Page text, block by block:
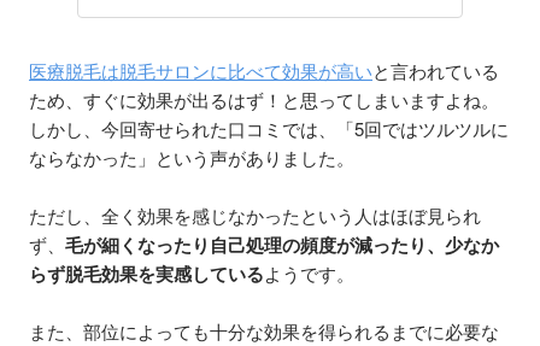
医療脱毛は脱毛サロンに比べて効果が高いと言われている
ため、すぐに効果が出るはず！と思ってしまいますよね。
しかし、今回寄せられた口コミでは、「5回ではツルツルに
ならなかった」という声がありました。
ただし、全く効果を感じなかったという人はほぼ見られ
ず、 毛が細くなったり自己処理の頻度が減ったり、少なか
らず脱毛効果を実感しているようです。
また、部位によっても十分な効果を得られるまでに必要な